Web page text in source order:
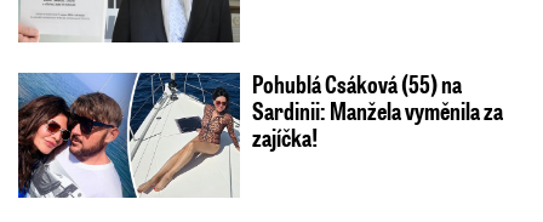
Pohublá Csáková (55) na
Sardinii: Manžela vyměnila za
zajíčka!